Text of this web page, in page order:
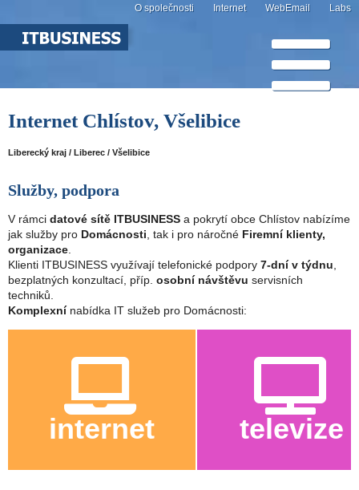
O společnosti Internet WebEmail Labs
Internet Chlístov, Všelibice
Liberecký kraj / Liberec / Všelibice
Služby, podpora
V rámci datové sítě ITBUSINESS a pokrytí obce Chlístov nabízíme
jak služby pro Domácnosti , tak i pro náročné Firemní klienty,
organizace
Klienti ITBUSINESS využívají telefonické podpory 7-dní v týdnu
bezplatných konzultací, příp. osobní návštěvu servisních
techniků.
Komplexnínabídka IT služeb pro Domácnosti:
internet televize